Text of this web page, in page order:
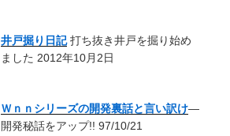
井戸掘り日記 打ち抜き井戸を掘り始め
ました 2012年10月2日
Ｗｎｎシリーズの開発裏話と言い訳け―
開発秘話をアップ!! 97/10/21